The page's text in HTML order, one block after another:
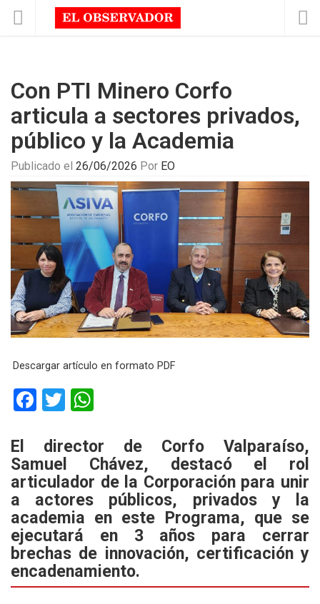
Con PTI Minero Corfo
articula a sectores privados,
público y la Academia
Publicado el 26/06/2026 Por EO
Descargar artículo en formato PDF
F
ce
b
o
o
k
T
tt
er
at
s
A
p
p
El director de Corfo Valparaíso,
Samuel Chávez, destacó el rol
articulador de la Corporación para unir
a actores públicos, privados y la
academia en este Programa, que se
ejecutará en 3 años para cerrar
brechas de innovación, certificación y
encadenamiento.